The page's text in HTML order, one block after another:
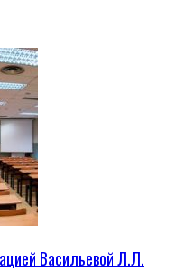
Васильевой Л.Л.